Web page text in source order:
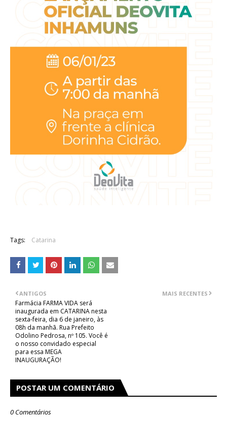
Tags: Catarina
MAIS RECENTES
ANTIGOS
Farmácia FARMA VIDA será
inaugurada em CATARINA nesta
sexta-feira, dia 6 de janeiro, às
08h da manhã. Rua Prefeito
Odolino Pedrosa, nº 105. Você é
o nosso convidado especial
para essa MEGA
INAUGURAÇÃO!
POSTAR UM COMENTÁRIO
0 Comentários